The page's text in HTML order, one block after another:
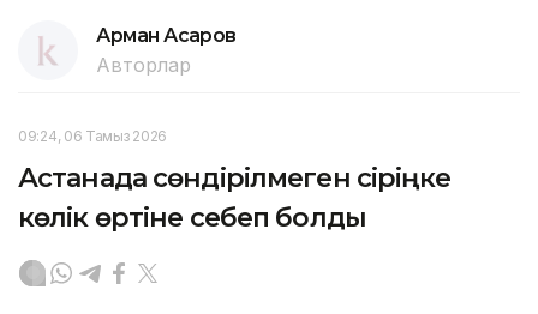
Арман Асқаров
Авторлар
09:24, 06 Тамыз 2026
Астанада сөндірілмеген сіріңке
көлік өртіне себеп болды